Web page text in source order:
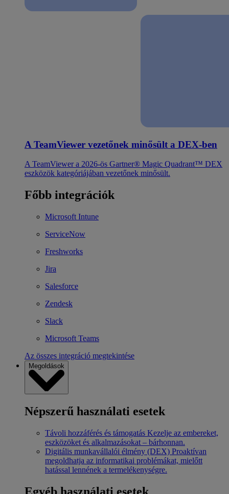
A TeamViewer vezetőnek minősült a DEX-ben
A TeamViewer a 2026-ös Gartner® Magic Quadrant™ DEX
eszközök kategóriájában vezetőnek minősült.
Főbb integrációk
Microsoft Intune
ServiceNow
Freshworks
Jira
Salesforce
Zendesk
Slack
Microsoft Teams
Az összes integráció megtekintése
Megoldások
Népszerű használati esetek
Távoli hozzáférés és támogatás Kezelje az embereket,
eszközöket és alkalmazásokat – bárhonnan.
Digitális munkavállalói élmény (DEX) Proaktívan
megoldhatja az informatikai problémákat, mielőtt
hatással lennének a termelékenységre.